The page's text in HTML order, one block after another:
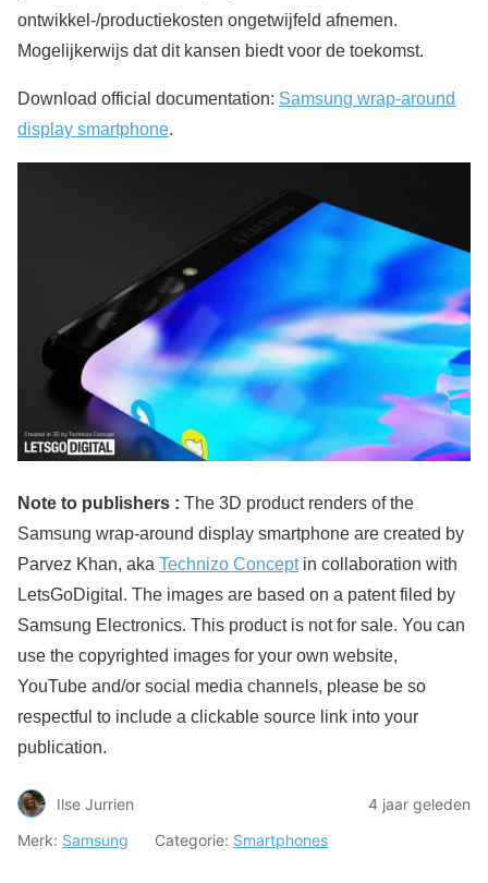
ontwikkel-/productiekosten ongetwijfeld afnemen.
Mogelijkerwijs dat dit kansen biedt voor de toekomst.
Download official documentation: Samsung wrap-around
display smartphone.
Note to publishers : The 3D product renders of the
Samsung wrap-around display smartphone are created by
Parvez Khan, aka Technizo Conceptin collaboration with
LetsGoDigital. The images are based on a patent filed by
Samsung Electronics. This product is not for sale. You can
use the copyrighted images for your own website,
YouTube and/or social media channels, please be so
respectful to include a clickable source link into your
publication.
Ilse Jurrien
4 jaar geleden
Merk: Samsung Categorie: Smartphones